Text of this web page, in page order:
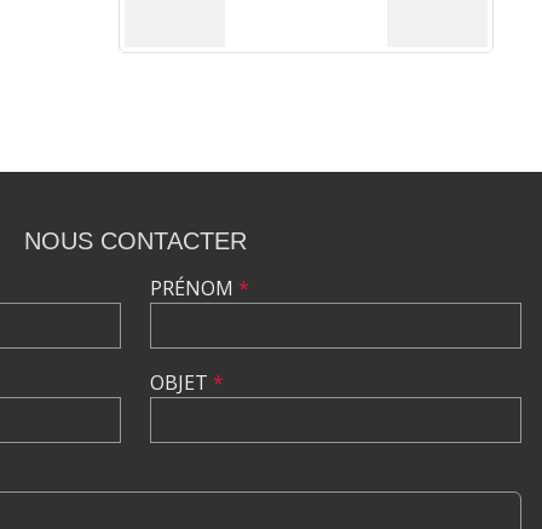
NOUS CONTACTER
PRÉNOM *
OBJET *